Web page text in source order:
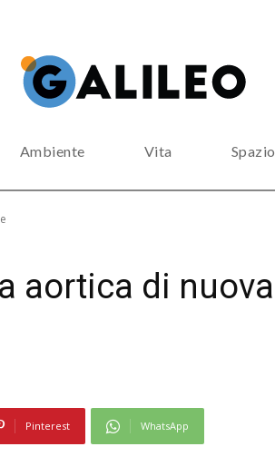
Ambiente Vita Spazio
aortica di nuova
Pinterest WhatsApp